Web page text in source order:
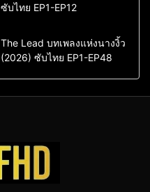
Comedy
Drama
ซีรี่ย์เกาหลีซับไทย
ซับไทย EP1-EP12
Drama
ซีรี่ย์จีน
ซีรี่ย์จีนซับไทย
The Lead บทเพลงแห่งนางงิ้ว
(2026) ซับไทย EP1-EP48